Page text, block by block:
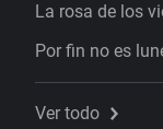
La rosa de los
Por fin no es
Ver todo